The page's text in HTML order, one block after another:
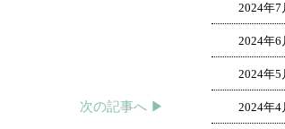
次の記事へ ▶︎
2024年7
2024年6
2024年5
2024年4